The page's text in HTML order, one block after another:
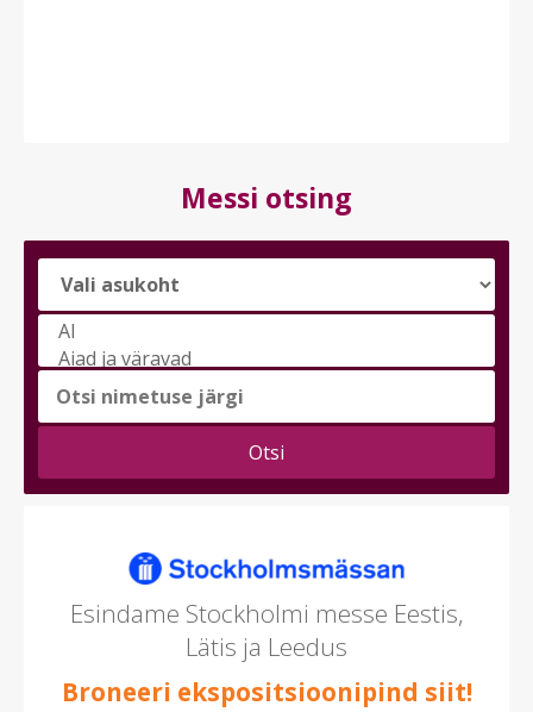
Messi otsing
Vali
messi
teema
valida
Esindame Stockholmi messe Eestis,
Lätis ja Leedus
Broneeri ekspositsioonipind siit!